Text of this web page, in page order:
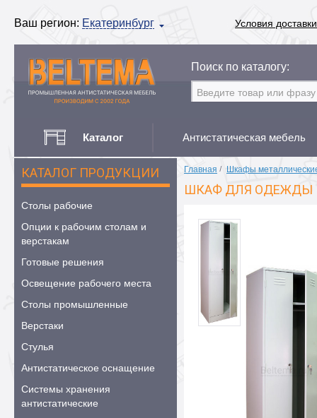
Ваш регион: Екатеринбург Условия доставки
Поиск по каталогу:
Каталог Антистатическая мебель
КАТАЛОГ ПРОДУКЦИИ
Столы рабочие
Опции к рабочим столам и
верстакам
Готовые решения
Освещение рабочего места
Столы промышленные
Верстаки
Стулья
Антистатическое оснащение
Системы хранения
антистатические
Главная / Шкафы
ШКАФ ДЛЯ ОДЕЖДЫ